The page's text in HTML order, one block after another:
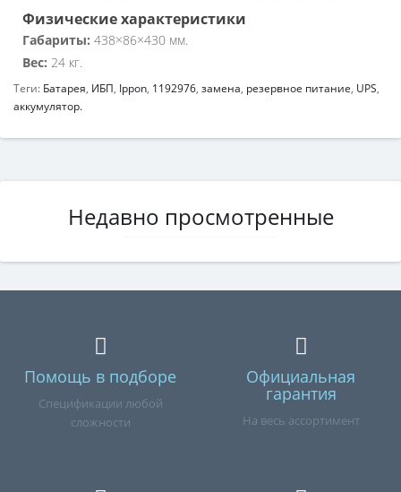
Физические характеристики
Габариты: 438×86×430 мм.
Вес: 24 кг.
Теги: Батарея, ИБП, Ippon, 1192976, замена, резервное питание, UPS,
аккумулятор.
Недавно просмотренные
Помощь в подборе
Спецификации любой
сложности
Официальная
гарантия
На весь ассортимент